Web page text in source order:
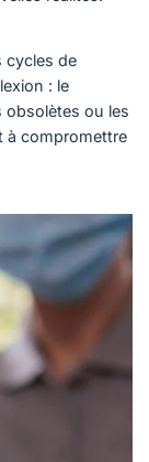
cycles de
: le
obsolètes ou les
à compromettre